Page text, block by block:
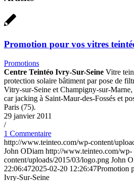
Promotion pour vos vitres
Promotions
Centre Teintéo Ivry-Sur-Seine Vitre
protection solaire bâtiment par pose de
Vitry-sur-Seine et Champigny-sur-
car jacking à Saint-Maur-des-Fossés et
Paris (75).
29 janvier 2011
/
1 Commentaire
http://www.teinteo.com/wp-content/
John ODiam http://www.teinteo.com/wp-
content/uploads/2015/03/logo.png John
22:06:472025-02-20 12:26:47Promotion
Ivry-Sur-Seine